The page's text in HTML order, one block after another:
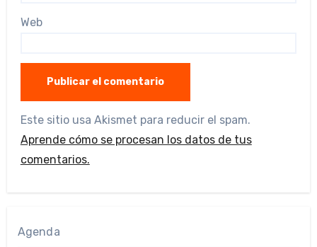
Web
Este sitio usa Akismet para reducir el spam.
Aprende cómo se procesan los datos de tus
comentarios.
Agenda